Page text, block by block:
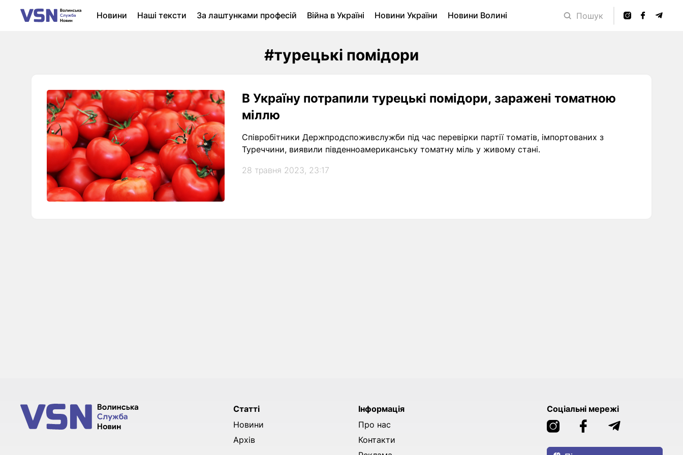
Новини Наші тексти За лаштунками професій Війна в Україні Новини України
Новини Волині
Пошук
#турецькі помідори
В Україну потрапили турецькі помідори, заражені томатною
міллю
Співробітники Держпродспоживслужби під час перевірки партії томатів, імпортованих з
Туреччини, виявили південноамериканську томатну міль у живому стані.
28 травня 2023, 23:17
Статті
Новини
Архів
Інформація
Про нас
Контакти
Соціальні мережі